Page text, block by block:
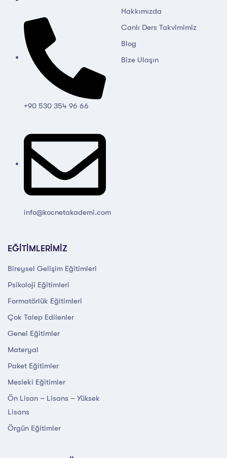
+90 530 354 96 66
info@kocnetakademi.com
Hakkımızda
Canlı Ders Takvimimiz
Blog
Bize Ulaşın
EĞİTİMLERİMİZ
Bireysel Gelişim Eğitimleri
Psikoloji Eğitimleri
Formatörlük Eğitimleri
Çok Talep Edilenler
Genel Eğitimler
Materyal
Paket Eğitimler
Mesleki Eğitimler
Ön Lisan – Lisans – Yüksek
Lisans
Örgün Eğitimler